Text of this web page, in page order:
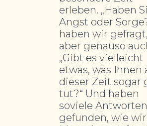
erleben. „Haben
Angst oder
haben wir gefragt,
aber genauso
„Gibt es vielleicht
etwas, was Ihnen
dieser Zeit sogar
tut?“ Und haben
soviele Antworten
gefunden, wie wir